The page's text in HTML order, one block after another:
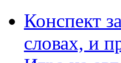
Конспект
словах, и